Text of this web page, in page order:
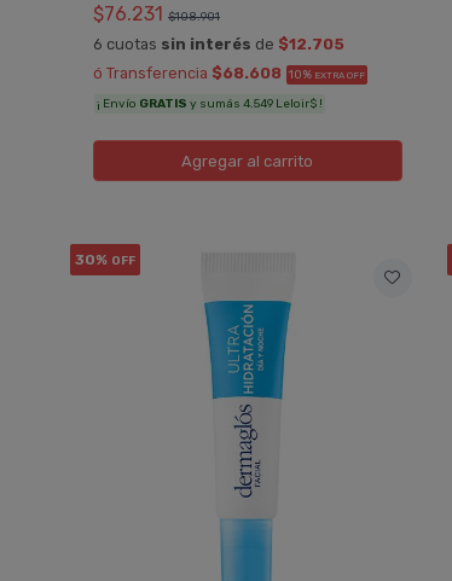
$76.231 $108.901
6 cuotas sin interés de $12.705
ó Transferencia $68.608 10% EXTRA OFF
¡ Envío GRATIS y sumás 4.549 Leloir$ !
Agregar al carrito
30% OFF